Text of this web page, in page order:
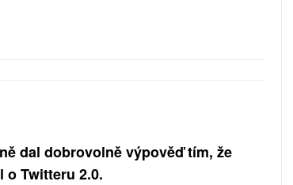
dal dobrovolně výpověď tím, že
o Twitteru 2.0.